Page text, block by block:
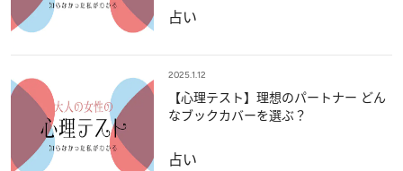
占い
2025.1.12
【心理テスト】理想のパートナー どん
なブックカバーを選ぶ？
占い